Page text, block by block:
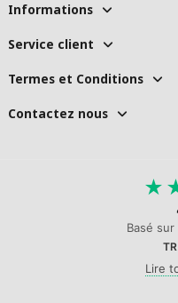
Informations
Service client
Termes et Conditions
Contactez nous
★
Basé sur
Lire